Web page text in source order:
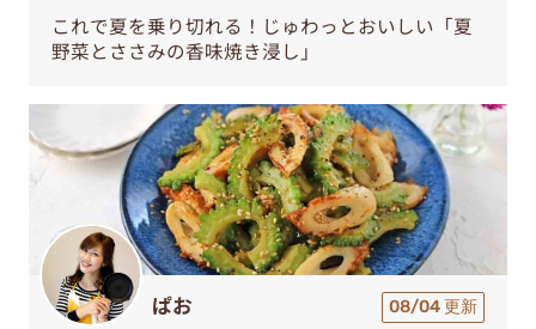
これで夏を乗り切れる！じゅわっとおいしい「夏
野菜とささみの香味焼き浸し」
ぱお 08/04 更新